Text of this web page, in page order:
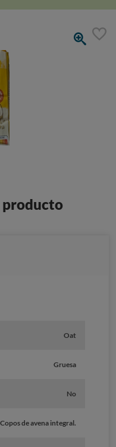
producto
Oat
Gruesa
No
Copos de avena integral.